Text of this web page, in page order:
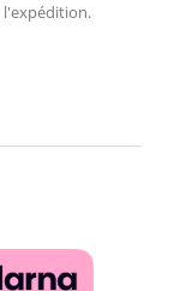
l'expédition.